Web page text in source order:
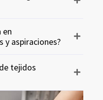
en
y aspiraciones?
tejidos